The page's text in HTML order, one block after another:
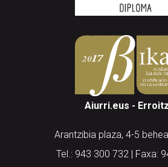
Aiurri.eus -
Arantzibia plaza, 4-5
Tel.: 943 300 732 | Faxa: